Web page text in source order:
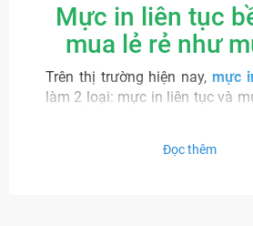
Mực in liên tục
mua lẻ rẻ như
Trên thị trường hiện nay, mực
làm 2 loại: mực in liên tục và
mực in liên tụcđể tiết kiệm
Đọc thêm